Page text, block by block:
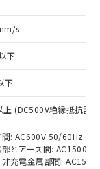
s
下
下
上 (DC500V絶縁抵抗計
間: AC600V 50/60Hz
とアース間: AC1500V
非充電金属部間:
質）の
品で
の非含
のある
物質）の